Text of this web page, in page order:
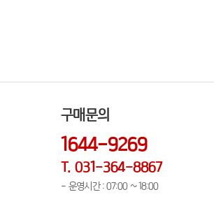
구매문의
1644-9269
T. 031-364-8867
- 운영시간 : 07:00 ~ 18:00